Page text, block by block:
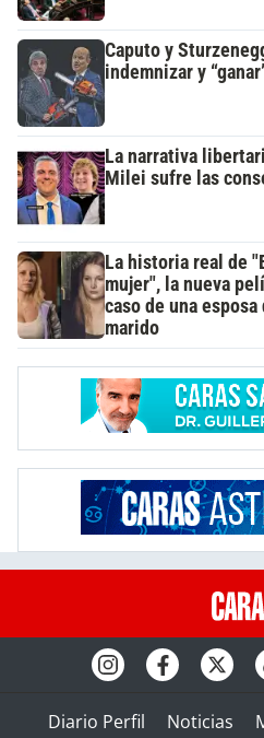
Caputo y
indemnizar y
La narrativa
Milei sufre las
La historia real de
mujer", la nueva
caso de una
marido
Diario Perfil Noticias